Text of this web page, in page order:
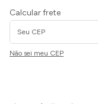
Calcular frete
Não sei meu CEP